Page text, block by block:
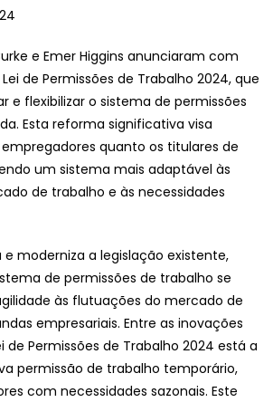
e Emer Higgins anunciaram com
de Permissões de Trabalho 2024, que
e flexibilizar o sistema de permissões
Esta reforma significativa visa
quanto os titulares de
um sistema mais adaptável às
de trabalho e às necessidades
e moderniza a legislação existente,
de permissões de trabalho se
às flutuações do mercado de
empresariais. Entre as inovações
de Permissões de Trabalho 2024 está a
permissão de trabalho temporário,
com necessidades sazonais. Este